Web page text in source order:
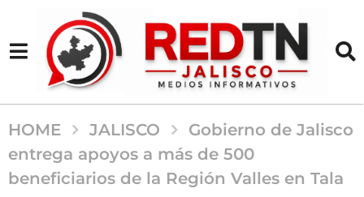
HOME JALISCO
Gobierno de Jalisco
entrega apoyos a más de 500
beneficiarios de la Región Valles en Tala